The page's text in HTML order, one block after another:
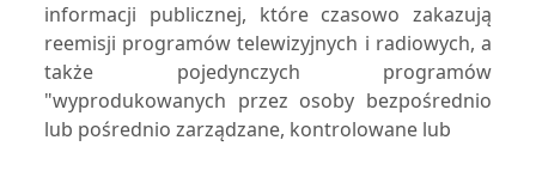
informacji publicznej, które czasowo zakazują
reemisji programów telewizyjnych i radiowych, a
także pojedynczych programów
"wyprodukowanych przez osoby bezpośrednio
lub pośrednio zarządzane, kontrolowane lub